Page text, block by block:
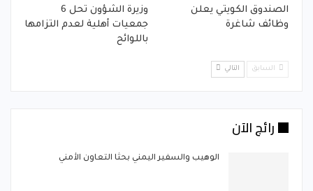
الصندوق الكويتي يعلن
وظائف شاغرة
وزيرة الشؤون تحل 6
جمعيات أهلية لعدم التزامها
باللوائح
السابق التالي
رائج الآن
الوهيب والسفير اليمني بحثا التعاون الأمني